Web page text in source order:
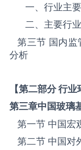
一、行业主
二、主要行
第三节 国内监
分析
【第二部分 行
第三章中国玻璃
第一节 中国宏
第二节 中国对